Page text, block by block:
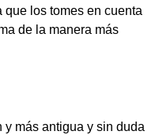
los tomes en cuenta
de la manera más
y más antigua y sin duda